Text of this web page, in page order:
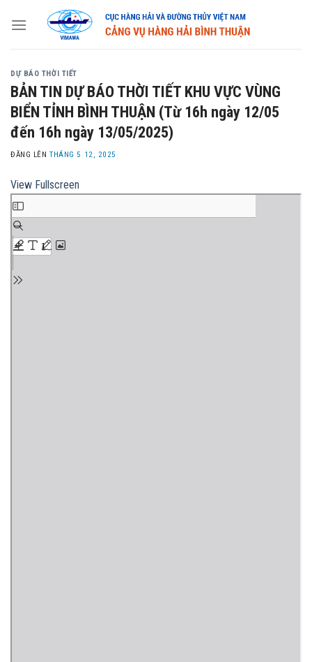
DỰ BÁO THỜI TIẾT
BẢN TIN DỰ BÁO THỜI TIẾT KHU VỰC VÙNG
BIỂN TỈNH BÌNH THUẬN (Từ 16h ngày 12/05
đến 16h ngày 13/05/2025)
ĐĂNG LÊNTHÁNG 5 12, 2025
View Fullscreen